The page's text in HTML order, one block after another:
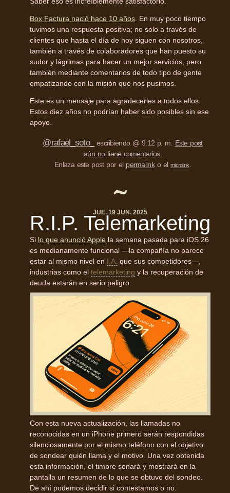
Box Factura nació hace 10 años . En muy poco tiempo
tuvimos una respuesta positiva; no solo a través de
clientes que hasta el día de hoy siguen con nosotros,
también a través de colaboradores que han puesto su
sudor y lágrimas para hacer un mejor servicios, pero
también mediante comentarios de todo tipo de gente
empatizando con la misión que nos pusimos.
Este es un mensaje para agradecerles a todos ellos.
Estos diez años no podrían haber sido posibles sin ese
apoyo.
@rafael_soto_ escribiendo @ 9:12 p. m. Este post
aún no tiene comentarios.
Enlaza este post por el permalinko el microlink
JUE. 19 JUN. 2025
R.I.P. Telemarketing
Si lo que anunció Apple la semana pasada para iOS 26
es medianamente funcional —la compañía no parece
estar al mismo nivel en I.A. que sus competidores—,
industrias como el telemarketing y la recuperación de
deuda estarán en serio peligro.
Con esta nueva actualización, las llamadas no
reconocidas en un iPhone primero serán respondidas
silenciosamente por el mismo teléfono con el objetivo
de sondear quién llama y el motivo. Una vez obtenida
esta información, el timbre sonará y mostrará en la
pantalla un resumen de lo que se obtuvo del sondeo.
De ahí podemos decidir si contestamos o no.